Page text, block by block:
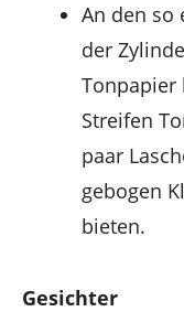
An den so
der
Tonpapier
Streifen
paar
gebogen
bieten.
Gesichter